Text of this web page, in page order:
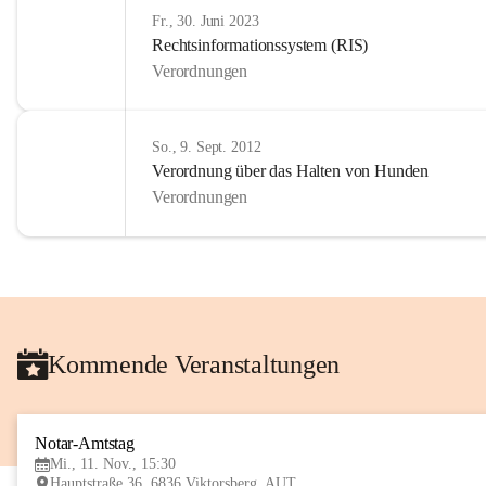
Fr., 30. Juni 2023
Rechtsinformationssystem (RIS)
Verordnungen
So., 9. Sept. 2012
Verordnung über das Halten von Hunden
Verordnungen
Kommende Veranstaltungen
Notar-Amtstag
Mi., 11. Nov., 15:30